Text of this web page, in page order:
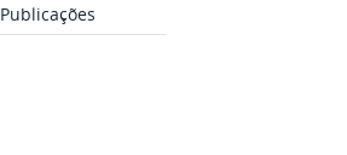
Publicações